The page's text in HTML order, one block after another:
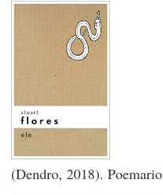
(Dendro, 2018). Poemario